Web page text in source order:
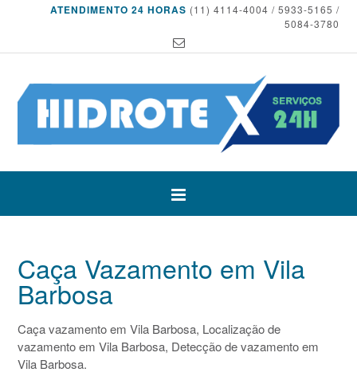
ATENDIMENTO 24 HORAS (11) 4114-4004 / 5933-5165 /
5084-3780
Caça Vazamento em Vila
Barbosa
Caça vazamento em Vila Barbosa, Localização de
vazamento em Vila Barbosa, Detecção de vazamento em
Vila Barbosa.